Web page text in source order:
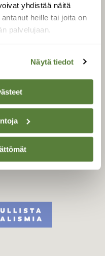
yhdistää näitä
heille tai joita on
palvelujaan.
Näytä tiedot
digilukuoikeus
parasta juttua
uutiskirje
Luonto -lehden
on
.